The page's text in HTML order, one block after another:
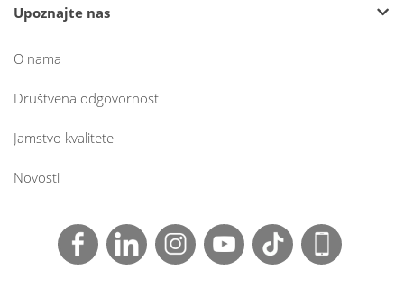
Upoznajte nas
O nama
Društvena odgovornost
Jamstvo kvalitete
Novosti